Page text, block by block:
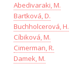
Abedivaraki, M.
Bartková, D.
Buchholcerová, H.
Cíbiková, M.
Cimerman, R.
Damek, M.